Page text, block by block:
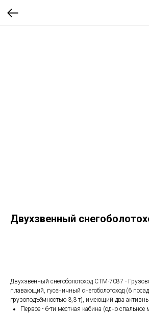
Двухзвенный
Двухзвенный снегоболотоход СТМ-7087 -
плавающий, гусеничный снегоболотоход (6
грузоподъёмностью 3,3 т), имеющий два
Первое - 6-ти местная кабина (одно спальное